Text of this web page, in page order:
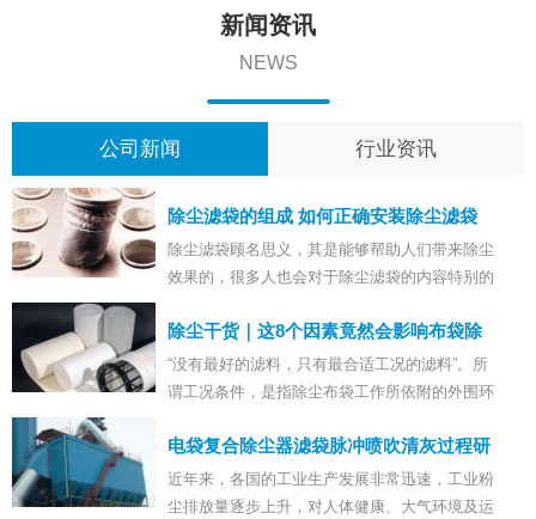
新闻资讯
NEWS
公司新闻 行业资讯
除尘滤袋的组成 如何正确安装除尘滤袋
除尘滤袋顾名思义，其是能够帮助人们带来除尘
效果的，很多人也会对于除尘滤袋的内容特别的
除尘干货｜这8个因素竟然会影响布袋除
尘器滤袋的使用寿命
“没有最好的滤料，只有最合适工况的滤料”。所
谓工况条件，是指除尘布袋工作所依附的外围环
电袋复合除尘器滤袋脉冲喷吹清灰过程研
究
近年来，各国的工业生产发展非常迅速，工业粉
尘排放量逐步上升，对人体健康、大气环境及运